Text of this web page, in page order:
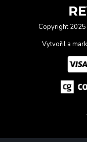
Copyright 2025
Vytvořil a